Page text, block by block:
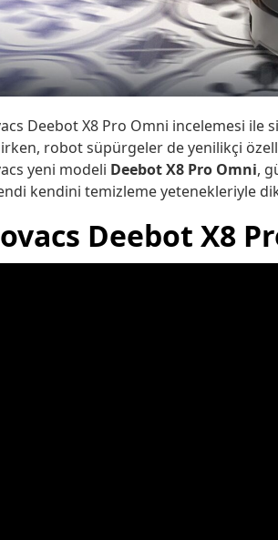
Deebot X8 Pro Omni incelemesi ile
robot süpürgeler de yenilikçi
yeni modeli Deebot X8 Pro Omni,
kendini temizleme yetenekleriyle
Deebot X8